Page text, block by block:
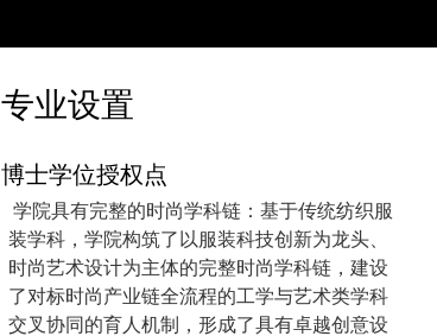
专业设置
博士学位授权点
学院具有完整的时尚学科链：基于传统纺织服
装学科，学院构筑了以服装科技创新为龙头、
时尚艺术设计为主体的完整时尚学科链，建设
了对标时尚产业链全流程的工学与艺术类学科
交叉协同的育人机制，形成了具有卓越创意设